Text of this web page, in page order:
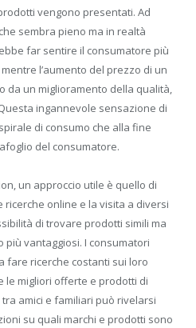
vengono presentati. Ad
sembra pieno ma in realtà
far sentire il consumatore più
l’aumento del prezzo di un
da un miglioramento della qualità,
ingannevole sensazione di
di consumo che alla fine
del consumatore.
un approccio utile è quello di
ricerche online e la visita a diversi
di trovare prodotti simili ma
vantaggiosi. I consumatori
fare ricerche costanti sui loro
le migliori offerte e prodotti di
amici e familiari può rivelarsi
su quali marchi e prodotti sono